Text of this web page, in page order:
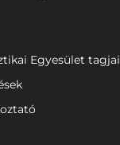
Egyesület tagjai